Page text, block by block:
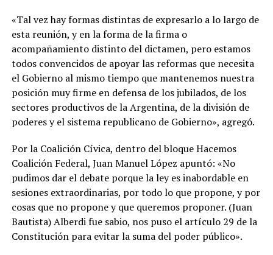
«Tal vez hay formas distintas de expresarlo a lo largo de
esta reunión, y en la forma de la firma o
acompañamiento distinto del dictamen, pero estamos
todos convencidos de apoyar las reformas que necesita
el Gobierno al mismo tiempo que mantenemos nuestra
posición muy firme en defensa de los jubilados, de los
sectores productivos de la Argentina, de la división de
poderes y el sistema republicano de Gobierno», agregó.
Por la Coalición Cívica, dentro del bloque Hacemos
Coalición Federal, Juan Manuel López apuntó: «No
pudimos dar el debate porque la ley es inabordable en
sesiones extraordinarias, por todo lo que propone, y por
cosas que no propone y que queremos proponer. (Juan
Bautista) Alberdi fue sabio, nos puso el artículo 29 de la
Constitución para evitar la suma del poder público».